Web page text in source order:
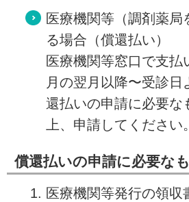
医療機関等（調剤薬局
る場合（償還払い）
医療機関等窓口で支払
月の翌月以降〜受診日
還払いの申請に必要な
上、申請してください。
償還払いの申請に必要な
医療機関等発行の領収